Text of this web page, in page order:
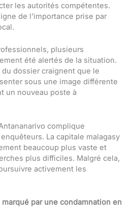
les autorités compétentes.
de l’importance prise par
plusieurs
été alertés de la situation.
dossier craignent que le
sous une image différente
un nouveau poste à
complique
La capitale malagasy
beaucoup plus vaste et
plus difficiles. Malgré cela,
activement les
par une condamnation en